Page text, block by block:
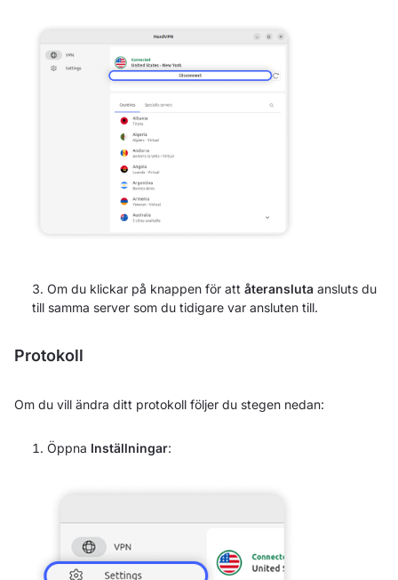
Om du klickar på knappen för att återansluta ansluts du
till samma server som du tidigare var ansluten till.
Protokoll
Om du vill ändra ditt protokoll följer du stegen nedan:
Öppna Inställningar: